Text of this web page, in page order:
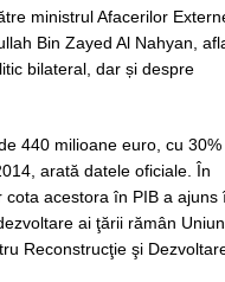
ministrul Afacerilor
Bin Zayed Al Nahyan,
bilateral, dar și despre
440 milioane euro, cu 30%
arată datele oficiale. În
acestora în PIB a ajuns
ai ţării rămân
Reconstrucţie şi